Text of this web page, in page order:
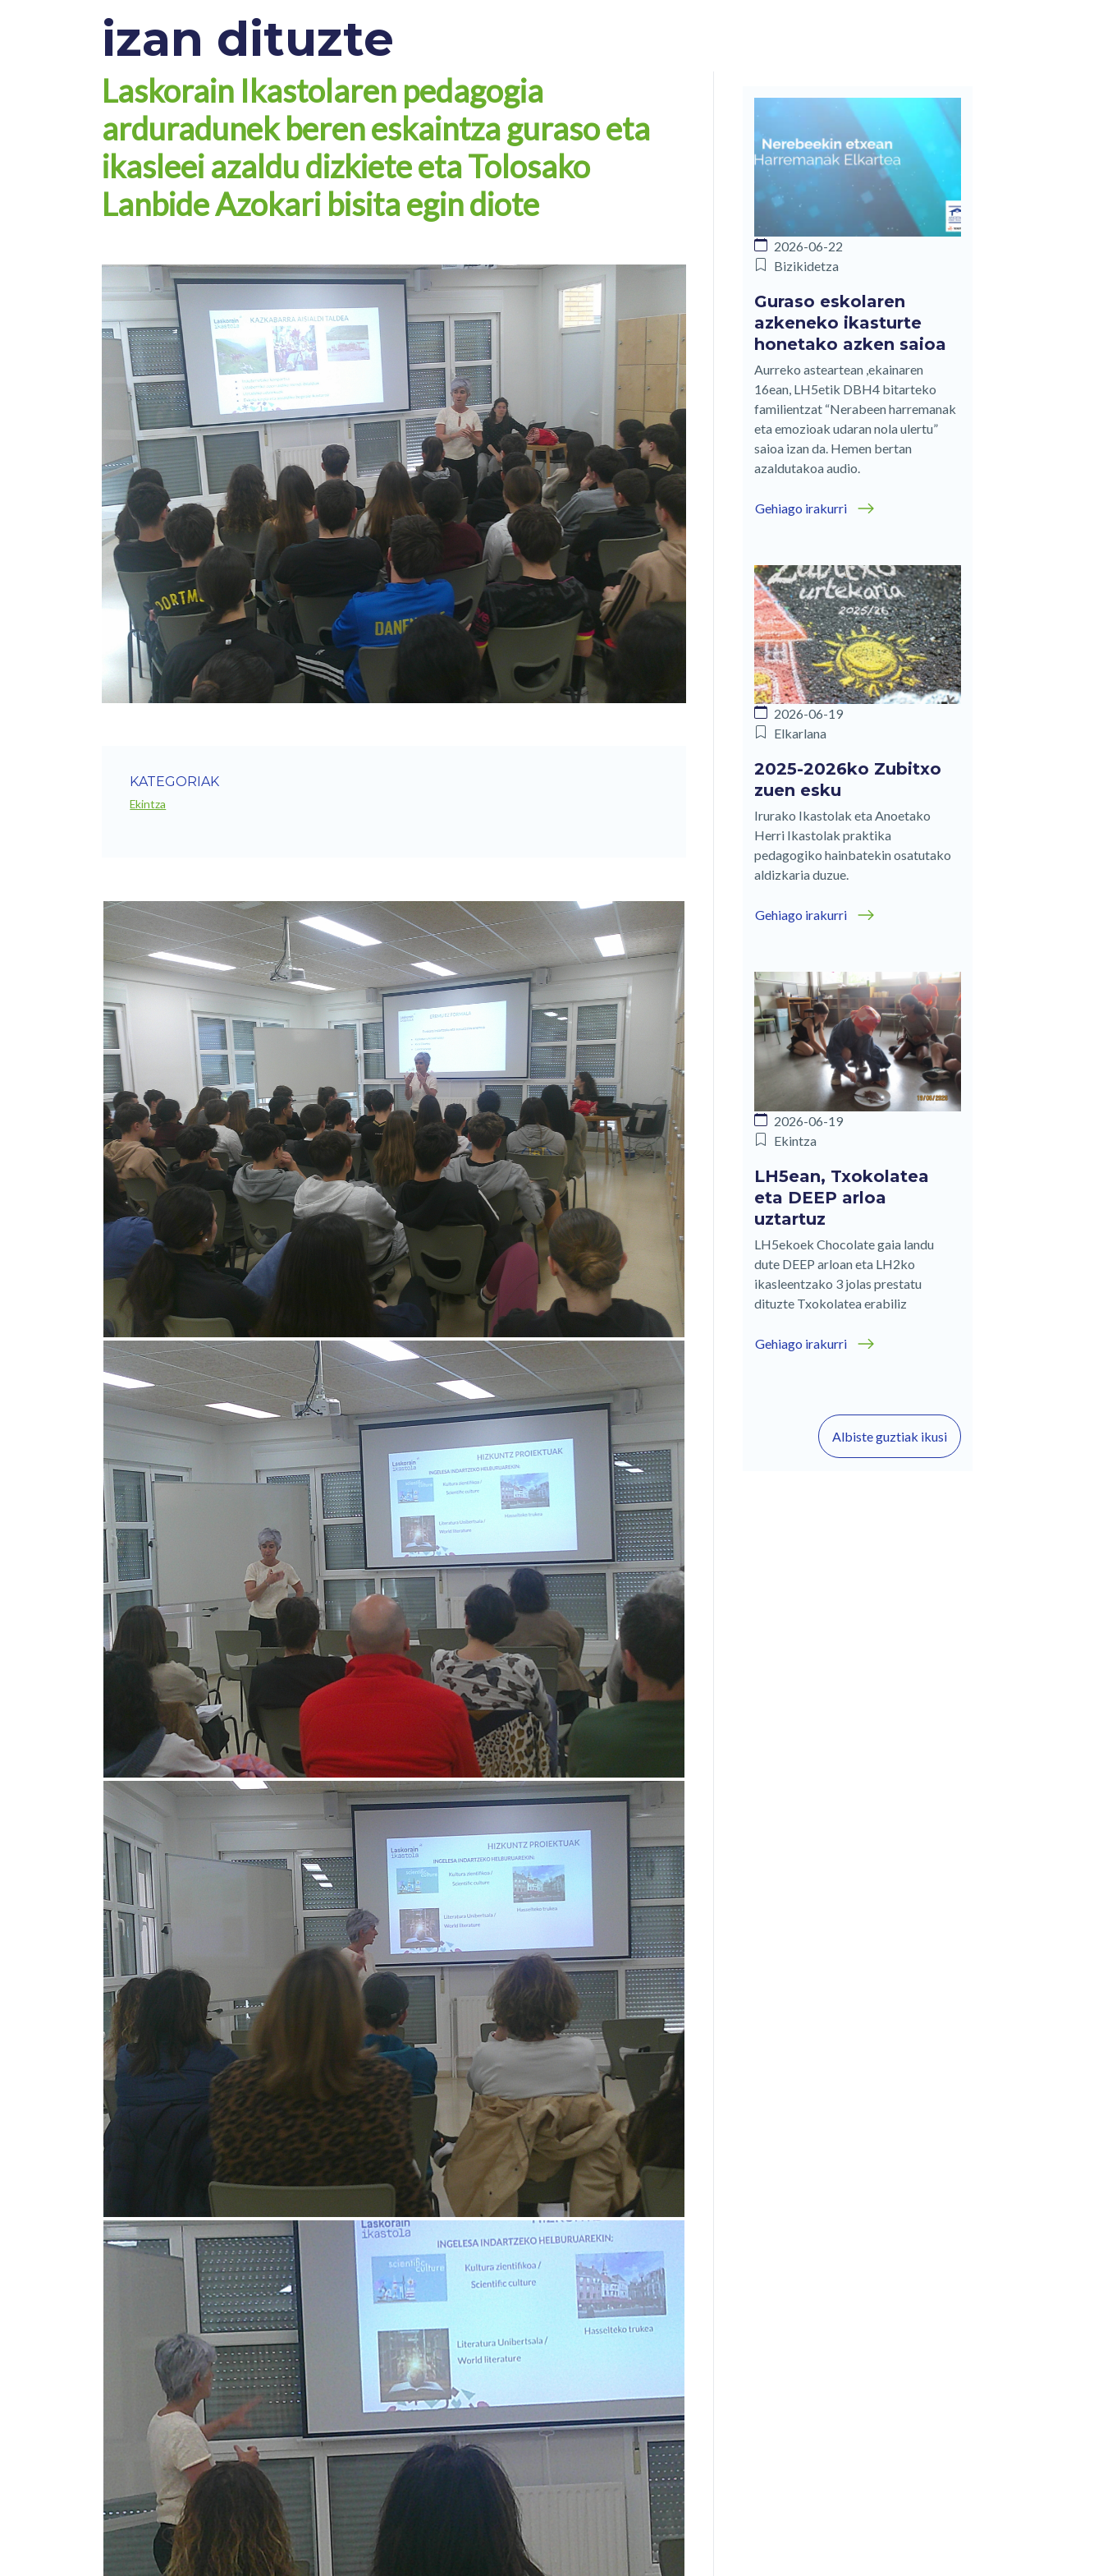
izan dituzte
Laskorain Ikastolaren pedagogia
arduradunek beren eskaintza guraso eta
ikasleei azaldu dizkiete eta Tolosako
Lanbide Azokari bisita egin diote
KATEGORIAK
Ekintza
2026-06-22
Bizikidetza
Guraso eskolaren
azkeneko ikasturte
honetako azken saioa
Aurreko asteartean ,ekainaren
16ean, LH5etik DBH4 bitarteko
familientzat “Nerabeen harremanak
eta emozioak udaran nola ulertu”
saioa izan da. Hemen bertan
azaldutakoa audio.
Gehiago irakurri
2026-06-19
Elkarlana
2025-2026ko Zubitxo
zuen esku
Irurako Ikastolak eta Anoetako
Herri Ikastolak praktika
pedagogiko hainbatekin osatutako
aldizkaria duzue.
Gehiago irakurri
2026-06-19
Ekintza
LH5ean, Txokolatea
eta DEEP arloa
uztartuz
LH5ekoek Chocolate gaia landu
dute DEEP arloan eta LH2ko
ikasleentzako 3 jolas prestatu
dituzte Txokolatea erabiliz
Gehiago irakurri
Albiste guztiak ikusi